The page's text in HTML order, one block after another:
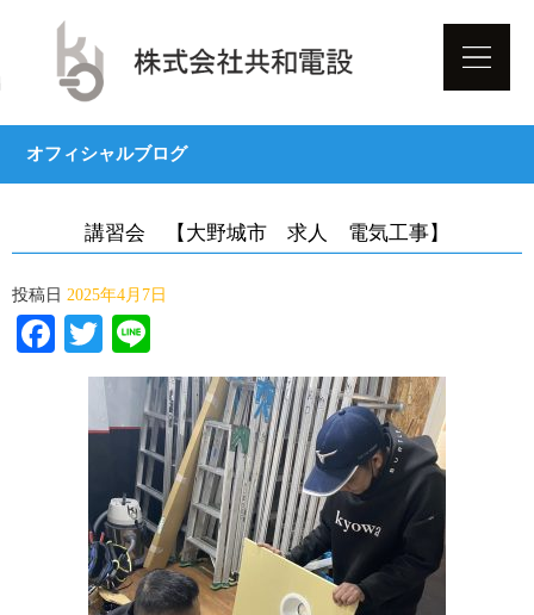
オフィシャルブログ
講習会 【大野城市 求人 電気工事】
投稿日 2025年4月7日
Facebook
Twitter